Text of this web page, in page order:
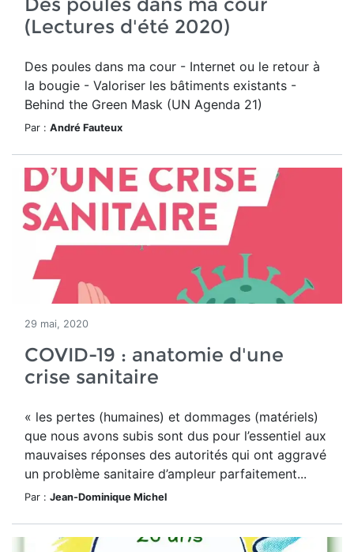
(Lectures d'été 2020)
Des poules dans ma cour - Internet ou le retour à
la bougie - Valoriser les bâtiments existants -
Behind the Green Mask (UN Agenda 21)
Par : André Fauteux
29 mai, 2020
COVID-19 : anatomie d'une
crise sanitaire
« les pertes (humaines) et dommages (matériels)
que nous avons subis sont dus pour l’essentiel aux
mauvaises réponses des autorités qui ont aggravé
un problème sanitaire d’am­pleur parfaitement...
Par : Jean-Dominique Michel